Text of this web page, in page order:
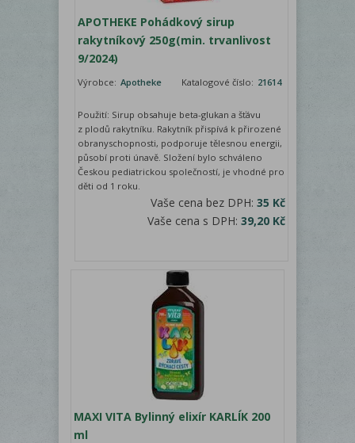
APOTHEKE Pohádkový sirup
rakytníkový 250g(min. trvanlivost
9/2024)
Výrobce: Apotheke Katalogové číslo: 21614
Použití: Sirup obsahuje beta-glukan a šťávu
z plodů rakytníku. Rakytník přispívá k přirozené
obranyschopnosti, podporuje tělesnou energii,
působí proti únavě. Složení bylo schváleno
Českou pediatrickou společností, je vhodné pro
děti od 1 roku.
Vaše cena bez DPH:35 Kč
Vaše cena s DPH:39,20 Kč
MAXI VITA Bylinný elixír KARLÍK 200
ml